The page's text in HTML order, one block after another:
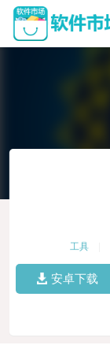
工具
安卓下载